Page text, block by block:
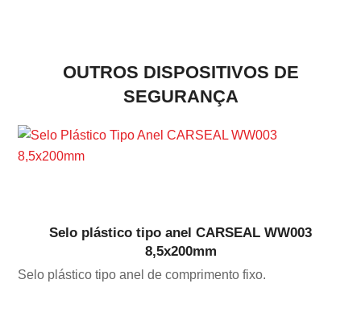
OUTROS DISPOSITIVOS DE
SEGURANÇA
Selo plástico tipo anel CARSEAL WW003
8,5x200mm
Selo plástico tipo anel de comprimento fixo.